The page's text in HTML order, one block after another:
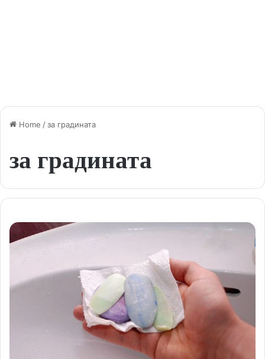
Home /за градината
за градината